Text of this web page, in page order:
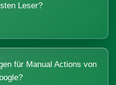
Leser?
für Manual Actions von